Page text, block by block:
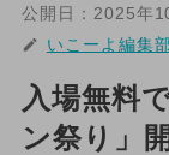
公開日： 2025年
いこーよ編集部
入場無料
ン祭り」